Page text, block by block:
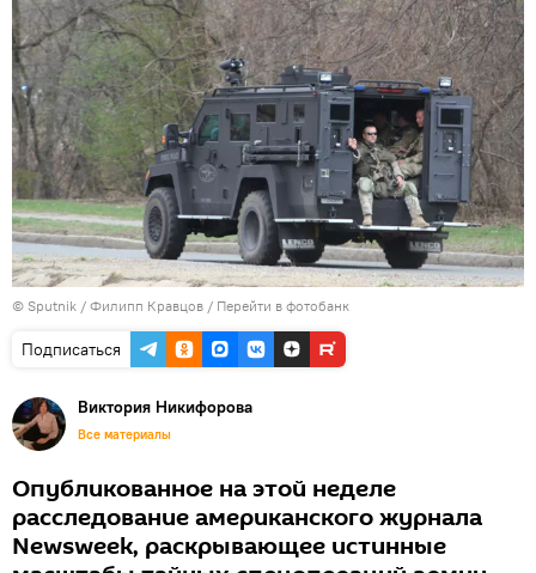
© Sputnik / Филипп Кравцов / Перейти в фотобанк
Подписаться
Виктория Никифорова
Все материалы
Опубликованное на этой неделе
расследование американского журнала
Newsweek, раскрывающее истинные